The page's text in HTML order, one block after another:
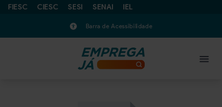
FIESC CIESC SESI SENAI IEL
Barra de Acessibilidade